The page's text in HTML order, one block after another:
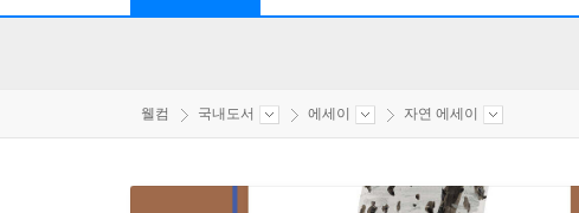
웰컴 국내도서 에세이 자연 에세이